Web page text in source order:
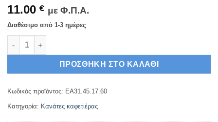
11.00 € με Φ.Π.Α.
Διαθέσιμο από 1-3 ημέρες
Κανάτα καφετιέρας γαλλικού καφέ MOULINEX FG360 SS-
ΠΡΟΣΘΉΚΗ ΣΤΟ ΚΑΛΆΘΙ
Κωδικός προϊόντος: ΕΑ31.45.17.60
Κατηγορία: Κανάτες καφετιέρας